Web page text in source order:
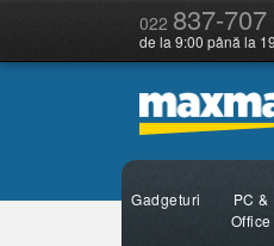
022 837-707
de la 9:00 până la
Gadgeturi
PC &
Office